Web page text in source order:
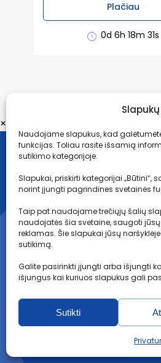
Naudojame slapukus, kad
funkcijas. Toliau rasite išsamią
sutikimo kategorijoje.
Slapukai, priskirti kategorijai „Būtini“,
norint įjungti pagrindines svetainės
Taip pat naudojame trečiųjų šalių
naudojatės šia svetaine, saugoti
reklamas. Šie slapukai jūsų
sutikimą.
Galite pasirinkti įjungti arba išjungti
išjungus kai kuriuos slapukus gali
Sutikti
Plačiau
0d 6h 18m 30s
×
Profesionali įmonė,
klientams suteikti pasirinkimą
priemonių.
© 2026 Visos teisės saugomos